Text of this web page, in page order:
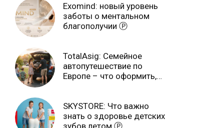
Exomind: новый уровень
заботы о ментальном
благополучии Ⓟ
TotalAsig: Семейное
автопутешествие по
Европе – что оформить,
SKYSTORE: Что важно
знать о здоровье детских
зубов летом Ⓟ